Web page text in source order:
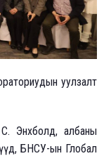
уулзалт
Энхболд, албаны
БНСУ-ын Глобал